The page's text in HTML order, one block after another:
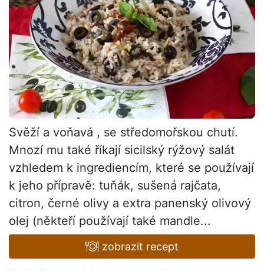
Svěží a voňavá , se středomořskou chutí.
Mnozí mu také říkají sicilský rýžový salát
vzhledem k ingrediencím, které se používají
k jeho přípravě: tuňák, sušená rajčata,
citron, černé olivy a extra panenský olivový
olej (někteří používají také mandle...
zobrazit recept